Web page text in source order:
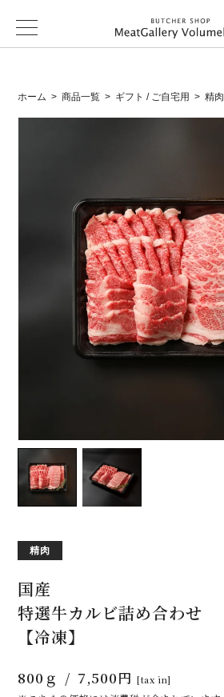
ホーム 商品一覧 ギフト / ご自宅用 精肉
精肉
国産
特選牛カルビ詰め合わせ
【冷凍】
800ｇ 7,500円 [tax in]